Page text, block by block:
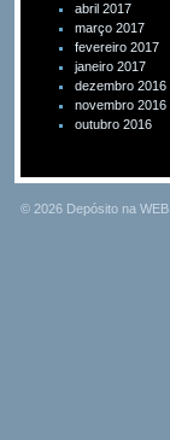
abril 2017
março 2017
fevereiro 2017
janeiro 2017
dezembro 2016
novembro 2016
outubro 2016
© 2026 Depósito na WEB